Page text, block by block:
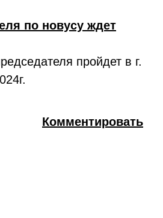
по новусу ждет
пройдет в г.
Комментировать